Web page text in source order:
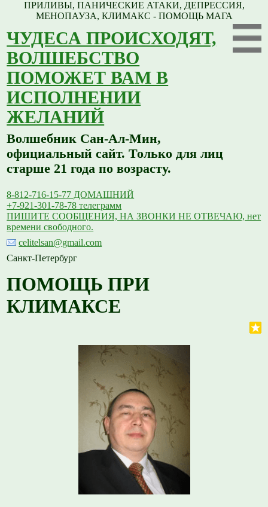
ПРИЛИВЫ, ПАНИЧЕСКИЕ АТАКИ, ДЕПРЕССИЯ,
МЕНОПАУЗА, КЛИМАКС - ПОМОЩЬ МАГА
ЧУДЕСА ПРОИСХОДЯТ,
ВОЛШЕБСТВО
ПОМОЖЕТ ВАМ В
ИСПОЛНЕНИИ
ЖЕЛАНИЙ
Волшебник Сан-Ал-Мин,
официальный сайт. Только для лиц
старше 21 года по возрасту.
8-812-716-15-77 ДОМАШНИЙ
+7-921-301-78-78 телеграмм
ПИШИТЕ СООБЩЕНИЯ, НА ЗВОНКИ НЕ ОТВЕЧАЮ, нет
времени свободного.
celitelsan@gmail.com
Санкт-Петербург
ПОМОЩЬ ПРИ
КЛИМАКСЕ